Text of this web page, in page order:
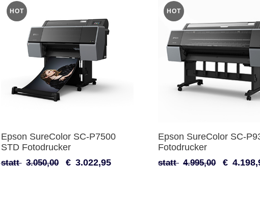
HOT
Epson SureColor SC-P7500
STD Fotodrucker
statt 3.050,00 € 3.022,95
HOT
Epson SureColor SC-
Fotodrucker
statt 4.995,00 €